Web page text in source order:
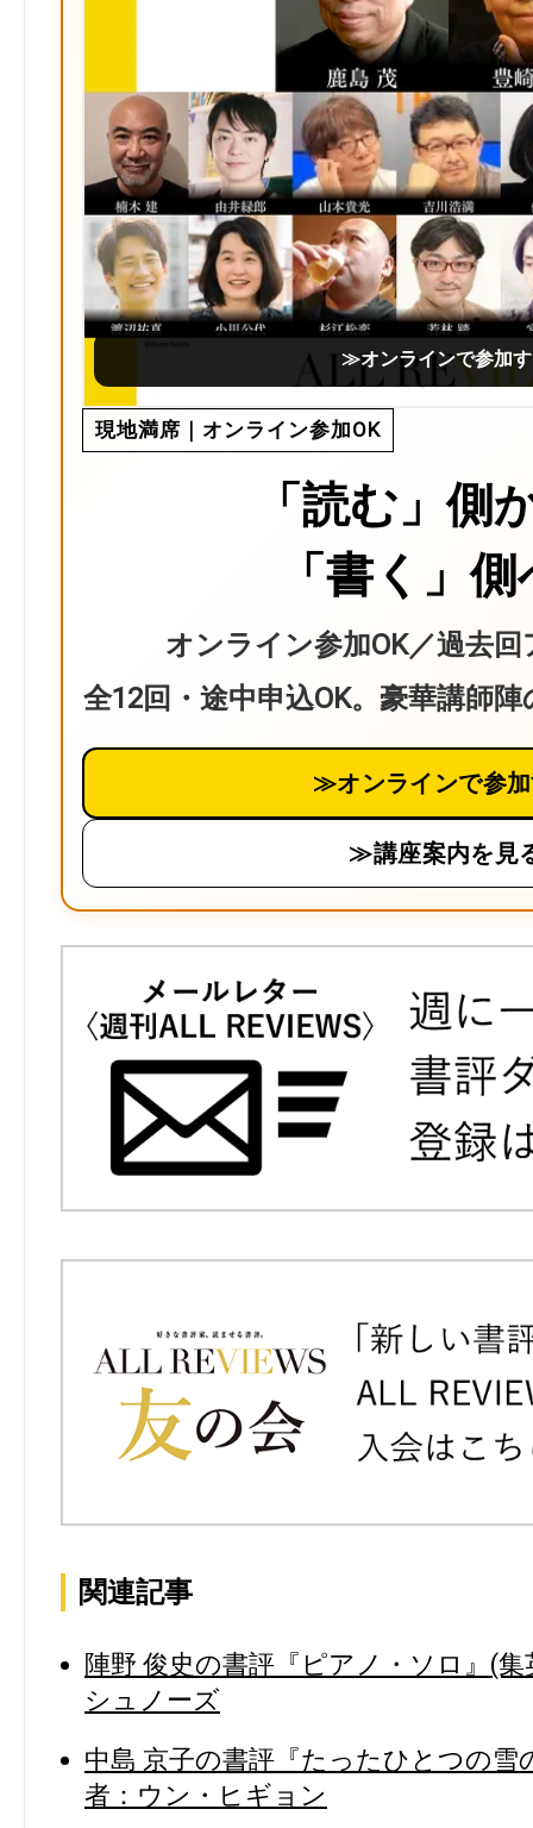
≫オンラインで参加
現地満席｜オンライン参加OK
「読む」側
「書く」
オンライン参加OK／過去
全12回・途中申込OK。豪華講師
≫オンラインで参
≫講座案内を見
関連記事
陣野 俊史の書評『ピアノ・ソロ』(
シュノーズ
中島 京子の書評『たったひとつの雪
者：ウン・ヒギョン